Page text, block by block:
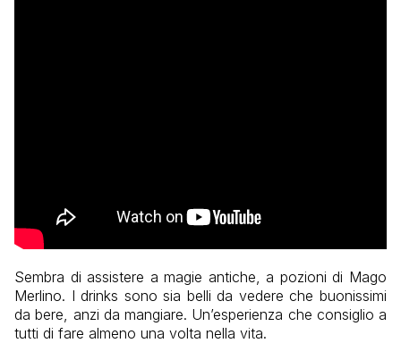
Sembra di assistere a magie antiche, a pozioni di Mago
Merlino. I drinks sono sia belli da vedere che buonissimi
da bere, anzi da mangiare. Un’esperienza che consiglio a
tutti di fare almeno una volta nella vita.